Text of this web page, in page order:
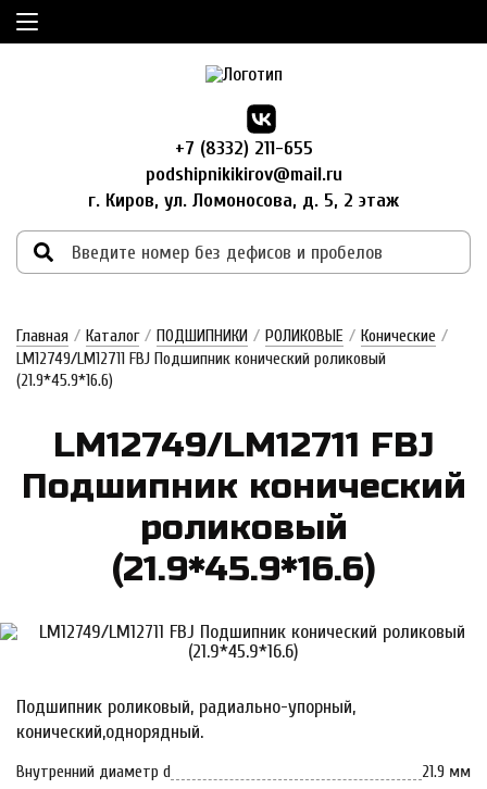
+7 (8332) 211-655
podshipnikikirov@mail.ru
г. Киров, ул. Ломоносова, д. 5, 2 этаж
Главная / Каталог / ПОДШИПНИКИ / РОЛИКОВЫЕ / Конические /
LM12749/LM12711 FBJ Подшипник конический роликовый
(21.9*45.9*16.6)
LM12749/LM12711 FBJ
Под­шипник ко­ни­чес­кий
ро­ли­ко­вый
(21.9*45.9*16.6)
Подшипник роликовый, радиально-упорный,
конический,однорядный.
Внутренний диаметр d
21.9 мм